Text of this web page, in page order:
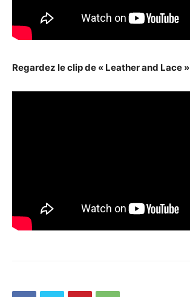
Regardez le clip de « Leather and Lace »